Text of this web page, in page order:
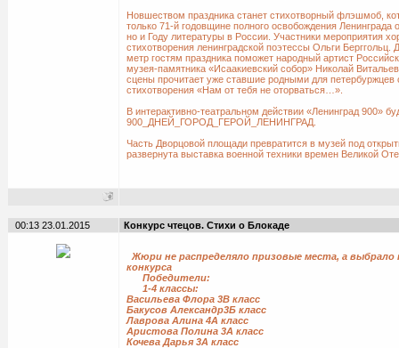
Новшеством праздника станет стихотворный флэшмоб,
только 71-й годовщине полного освобождения Ленинграда
но и Году литературы в России. Участники мероприятия
стихотворения ленинградской поэтессы Ольги Берггольц.
метр гостям праздника поможет народный артист
музея-памятника «Исаакиевский собор» Николай
сцены прочитает уже ставшие родными для петербуржцев
стихотворения «Нам от тебя не оторваться…».
В интерактивно-театральном действии «Ленинград 900»
900_ДНЕЙ_ГОРОД_ГЕРОЙ_ЛЕНИНГРАД.
Часть Дворцовой площади превратится в музей под
развернута выставка военной техники времен Великой
00:13 23.01.2015 Конкурс чтецов. Стихи о Блокаде
Жюри не распределяло призовые места, а выбрало
конкурса
Победители:
1-4 классы:
Васильева Флора 3В класс
Бакусов Александр3Б класс
Лаврова Алина 4А класс
Аристова Полина 3А класс
Кочева Дарья 3А класс